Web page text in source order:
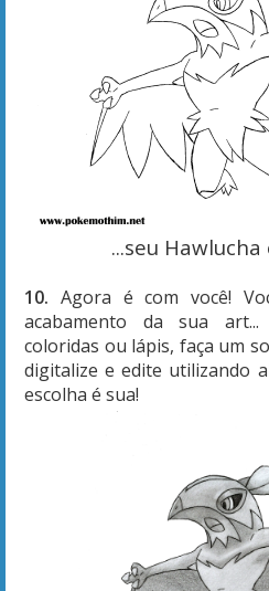
...seu
10. Agora é com você!
acabamento da sua
coloridas ou lápis, faça um
digitalize e edite utilizando
escolha é sua!